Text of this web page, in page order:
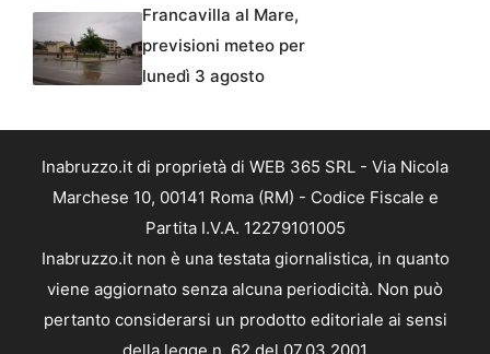
Francavilla al Mare,
previsioni meteo per
lunedì 3 agosto
Inabruzzo.it di proprietà di WEB 365 SRL - Via Nicola
Marchese 10, 00141 Roma (RM) - Codice Fiscale e
Partita I.V.A. 12279101005
Inabruzzo.it non è una testata giornalistica, in quanto
viene aggiornato senza alcuna periodicità. Non può
pertanto considerarsi un prodotto editoriale ai sensi